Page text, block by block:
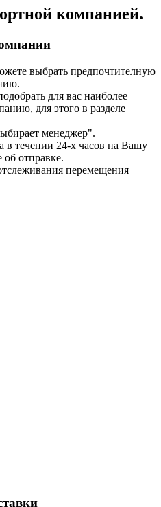
компанией.
выбрать предпочтителную
для вас наиболее
для этого в разделе
менеджер".
в течении 24-х часов на Вашу
об отправке.
перемещения